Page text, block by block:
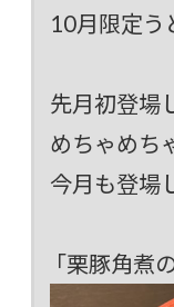
10月限定う
先月初登場
めちゃめち
今月も登場
「栗豚角煮